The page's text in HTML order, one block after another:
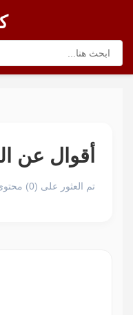
أقوال عن
تم العثور على (0) محتوى مرتبط بهذا الوسم.